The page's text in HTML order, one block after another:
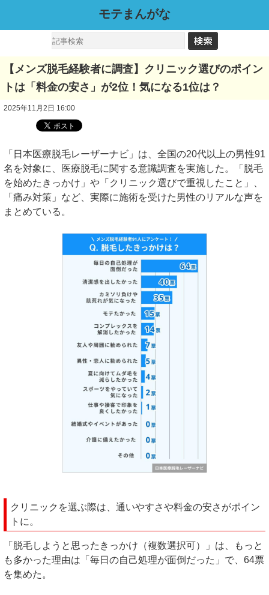
モテまんがな
【メンズ脱毛経験者に調査】クリニック選びのポイン
トは「料金の安さ」が2位！気になる1位は？
2025年11月2日 16:00
「日本医療脱毛レーザーナビ」は、全国の20代以上の男性91
名を対象に、医療脱毛に関する意識調査を実施した。「脱毛
を始めたきっかけ」や「クリニック選びで重視したこと」、
「痛み対策」など、実際に施術を受けた男性のリアルな声を
まとめている。
クリニックを選ぶ際は、通いやすさや料金の安さがポイン
トに。
「脱毛しようと思ったきっかけ（複数選択可）」は、もっと
も多かった理由は「毎日の自己処理が面倒だった」で、64票
を集めた。